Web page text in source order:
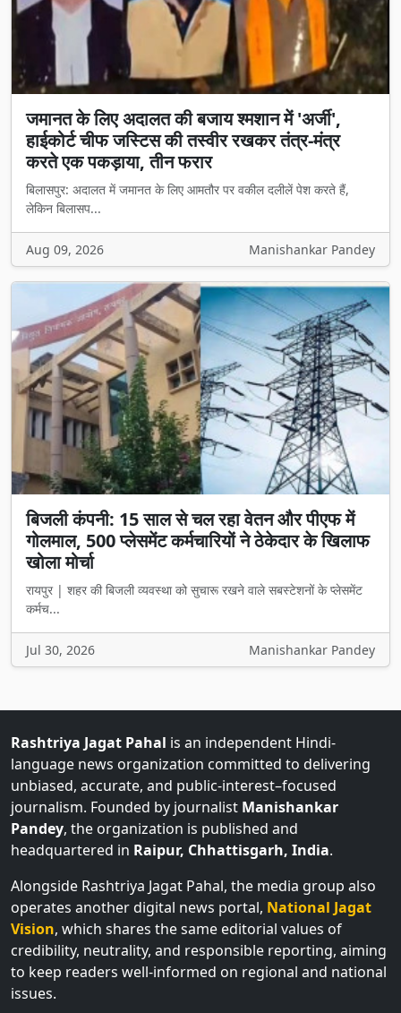
जमानत के लिए अदालत की बजाय श्मशान में 'अर्जी',
हाईकोर्ट चीफ जस्टिस की तस्वीर रखकर तंत्र-मंत्र
करते एक पकड़ाया, तीन फरार
बिलासपुर: अदालत में जमानत के लिए आमतौर पर वकील दलीलें पेश करते हैं,
लेकिन बिलासप...
बिजली कंपनी: 15 साल से चल रहा वेतन और पीएफ में
गोलमाल, 500 प्लेसमेंट कर्मचारियों ने ठेकेदार के खिलाफ
खोला मोर्चा
रायपुर | शहर की बिजली व्यवस्था को सुचारू रखने वाले सबस्टेशनों के प्लेसमेंट
कर्मच...
Jul 30, 2026 Manishankar Pandey
language news organization committed to delivering
unbiased, accurate, and public-interest–focused
journalism. Founded by journalistManishankar
Pandey, the organization is published and
headquartered inRaipur, Chhattisgarh, India
Alongside Rashtriya Jagat Pahal, the media group also
operates another digital news portal,National Jagat
Vision, which shares the same editorial values of
credibility, neutrality, and responsible reporting, aiming
to keep readers well-informed on regional and national
issues.